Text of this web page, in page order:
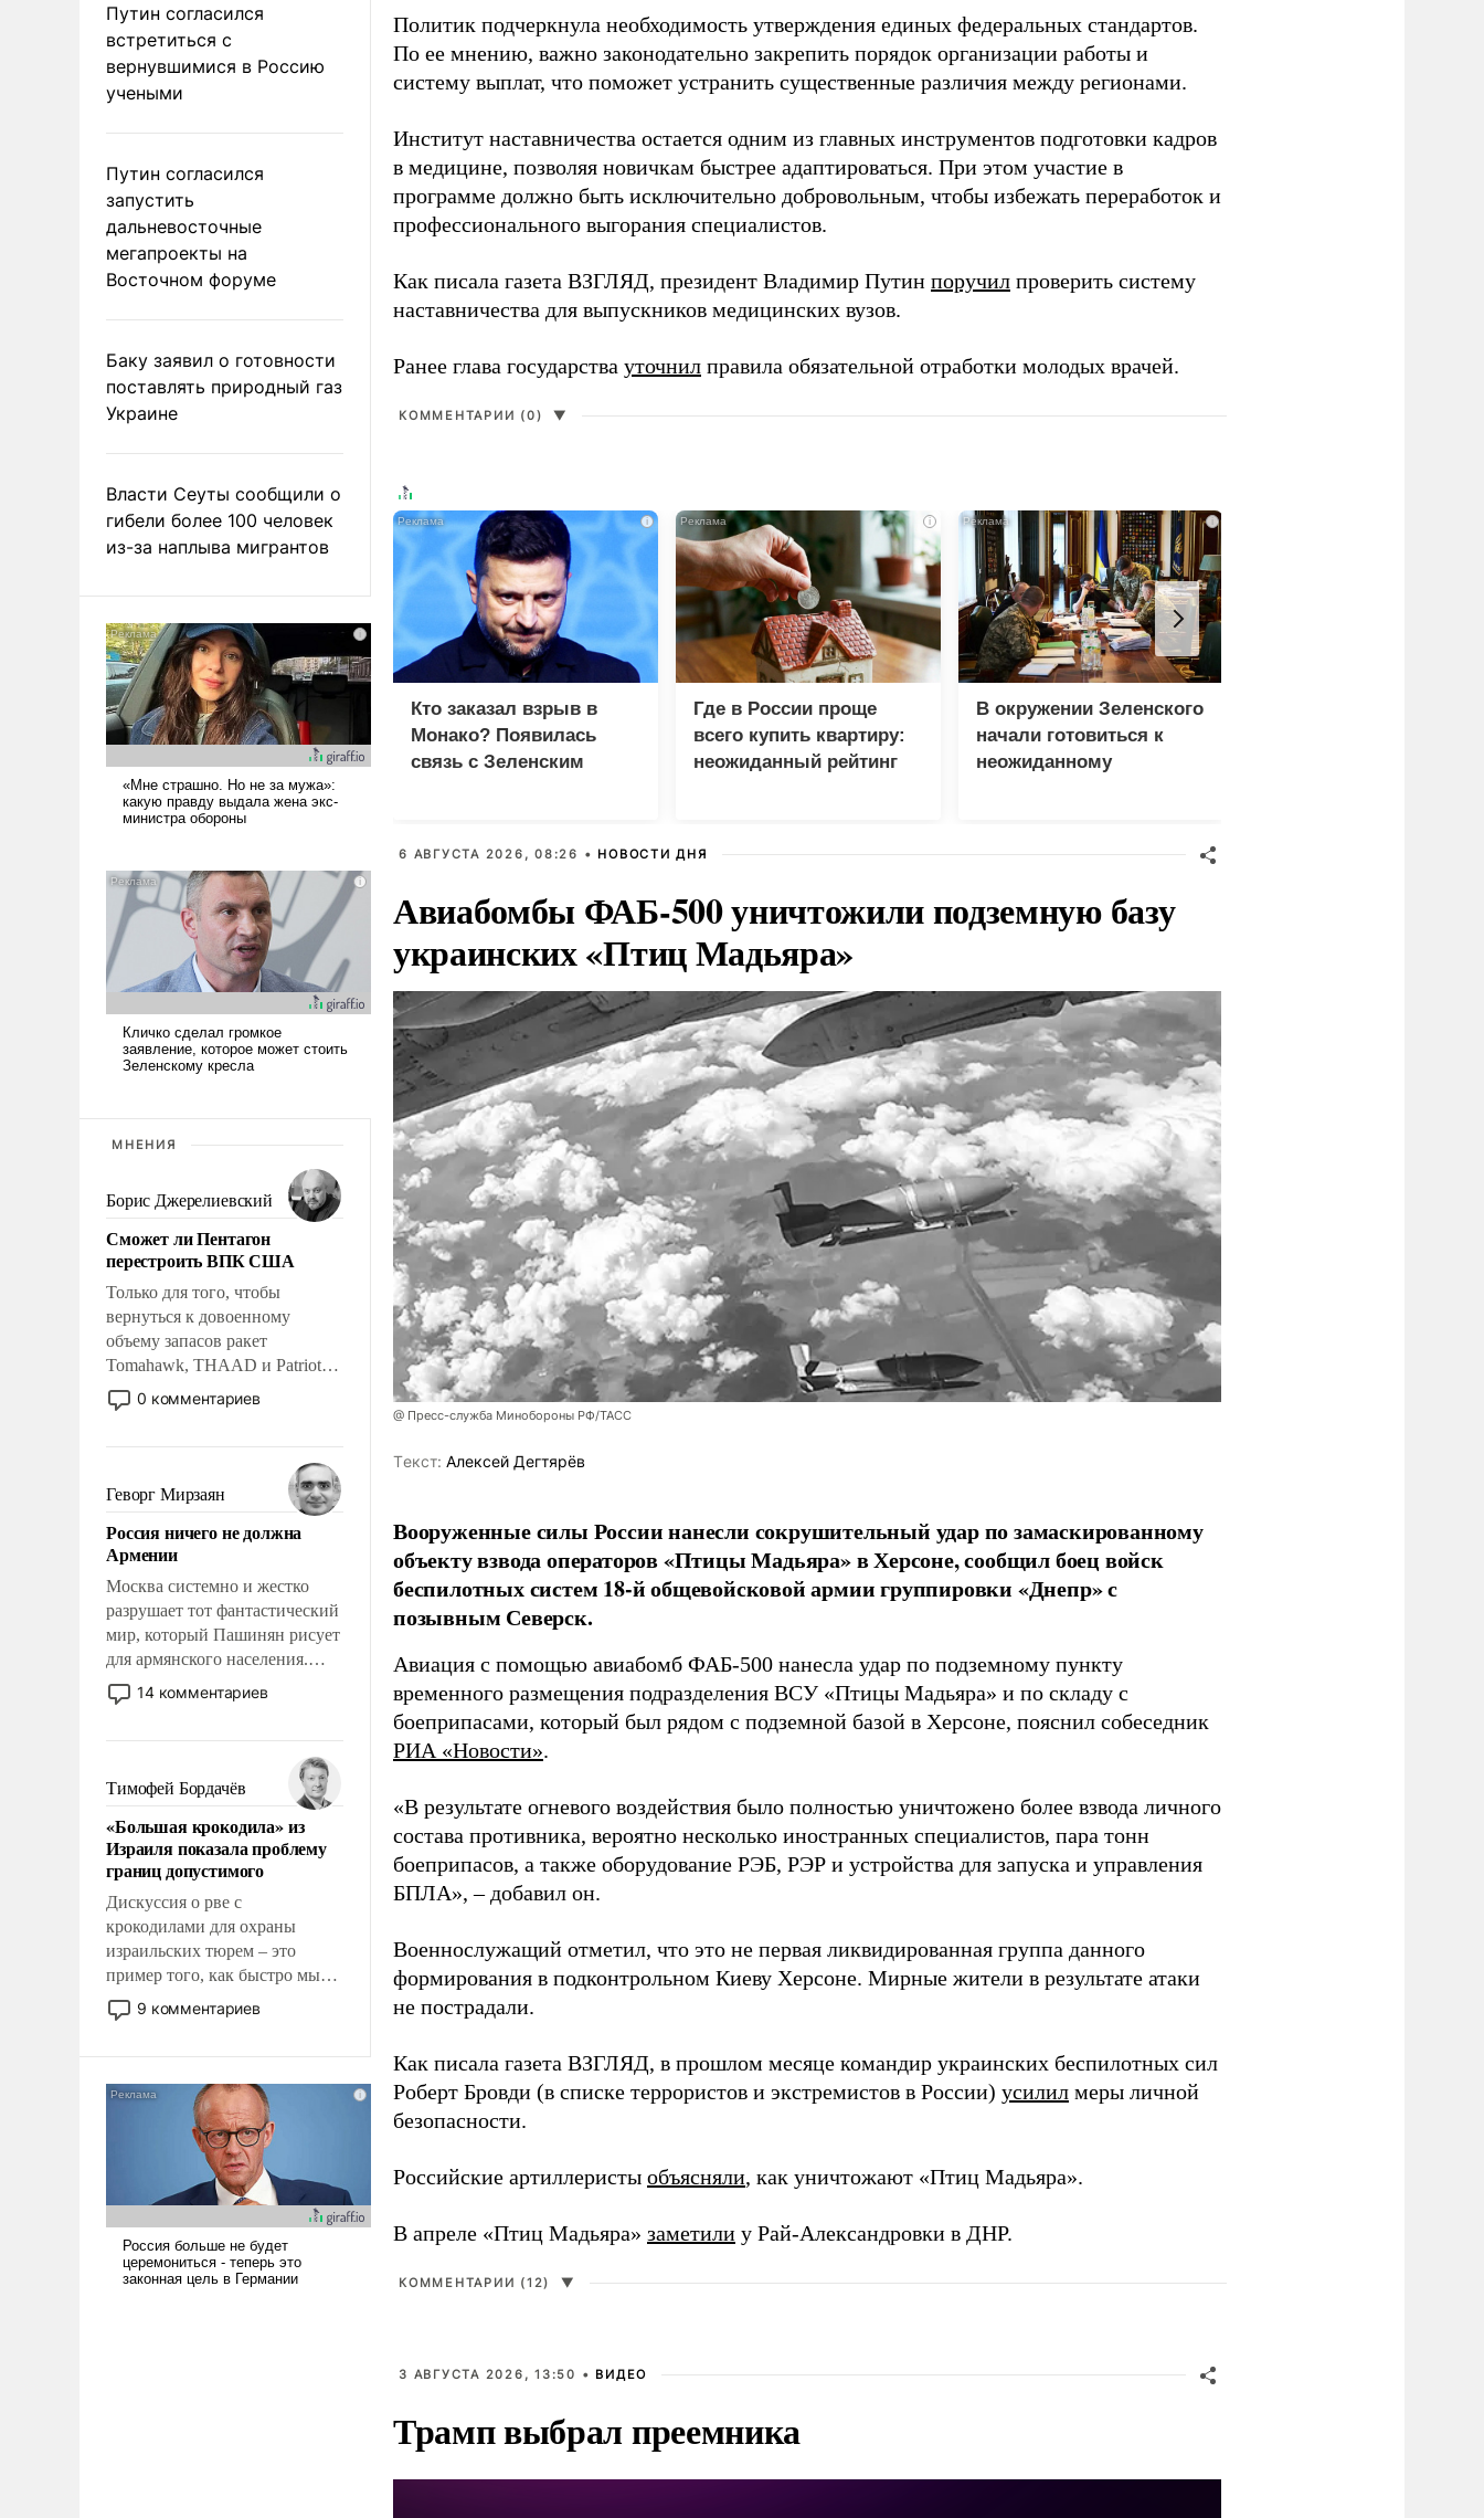
Путин согласился
встретиться с
вернувшимися в Россию
учеными
Путин согласился
запустить
дальневосточные
мегапроекты на
Восточном форуме
Баку заявил о готовности
поставлять природный газ
Украине
Власти Сеуты сообщили о
гибели более 100 человек
из-за наплыва мигрантов
МНЕНИЯ
Борис Джерелиевский
Сможет ли Пентагон
перестроить ВПК США
Только для того, чтобы
вернуться к довоенному
объему запасов ракет
Tomahawk, THAAD и Patriot
США потребуется более трех
лет. Даже небольшая война с
Сложившаяся ситуация
означает многолетний период
уязвимости США, например,
перед Китаем.
0 комментариев
Геворг Мирзаян
Россия ничего не должна
Армении
Москва системно и жестко
разрушает тот фантастический
мир, который Пашинян рисует
для армянского населения.
Мир, где этому населению все
должны просто по
политические прожекты будут
беспрекословно оплачиваться
за счет российских
налогоплательщиков и где за
свои поступки не нужно
отвечать.
14 комментариев
Тимофей Бордачёв
«Большая крокодила» из
Израиля показала проблему
границ допустимого
Дискуссия о рве с
крокодилами для охраны
израильских тюрем – это
пример того, как быстро мы
двигаемся по пути
революционных изменений.
псевдонаучной фантастики,
стало всерьез обсуждаемой
9 комментариев
Политик подчеркнула необходимость утверждения единых федеральных стандартов.
По ее мнению, важно законодательно закрепить порядок организации работы и
систему выплат, что поможет устранить существенные различия между регионами.
Институт наставничества остается одним из главных инструментов подготовки кадров
в медицине, позволяя новичкам быстрее адаптироваться. При этом участие в
программе должно быть исключительно добровольным, чтобы избежать переработок и
профессионального выгорания специалистов.
Как писала газета ВЗГЛЯД, президент Владимир Путин поручил проверить систему
наставничества для выпускников медицинских вузов.
Ранее глава государства уточнил правила обязательной отработки молодых врачей.
КОММЕНТАРИИ (0) ▼
i
Кто заказал взрыв в
Монако? Появилась
связь с Зеленским
i
Где в России проще
всего купить квартиру:
неожиданный рейтинг
i
В окружении Зеленского
начали готовиться к
неожиданному
6 АВГУСТА 2026, 08:26 • НОВОСТИ ДНЯ
Авиабомбы ФАБ-500 уничтожили подземную базу
украинских «Птиц Мадьяра»
@ Пресс-служба Минобороны РФ/ТАСС
Tекст: Алексей Дегтярёв
Вооруженные силы России нанесли сокрушительный удар по замаскированному
объекту взвода операторов «Птицы Мадьяра» в Херсоне, сообщил боец войск
беспилотных систем 18-й общевойсковой армии группировки «Днепр» с
позывным Северск.
Авиация с помощью авиабомб ФАБ-500 нанесла удар по подземному пункту
временного размещения подразделения ВСУ «Птицы Мадьяра» и по складу с
боеприпасами, который был рядом с подземной базой в Херсоне, пояснил собеседник
РИА «Новости».
«В результате огневого воздействия было полностью уничтожено более взвода личного
состава противника, вероятно несколько иностранных специалистов, пара тонн
боеприпасов, а также оборудование РЭБ, РЭР и устройства для запуска и управления
БПЛА», – добавил он.
Военнослужащий отметил, что это не первая ликвидированная группа данного
формирования в подконтрольном Киеву Херсоне. Мирные жители в результате атаки
не пострадали.
Как писала газета ВЗГЛЯД, в прошлом месяце командир украинских беспилотных сил
Роберт Бровди (в списке террористов и экстремистов в России) усилил меры личной
безопасности.
Российские артиллеристы объясняли, как уничтожают «Птиц Мадьяра».
В апреле «Птиц Мадьяра» заметили у Рай-Александровки в ДНР.
КОММЕНТАРИИ (12) ▼
3 АВГУСТА 2026, 13:50 • ВИДЕО
Трамп выбрал преемника